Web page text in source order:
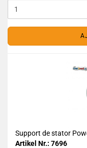
Support de stator
Artikel Nr.: 7696